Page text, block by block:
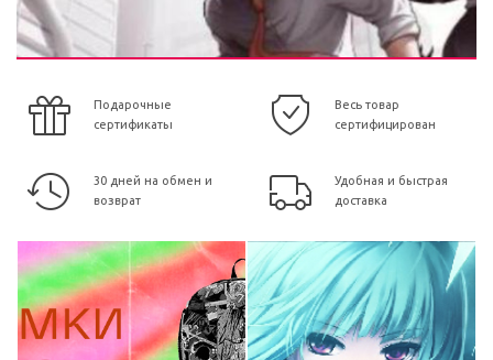
Подарочные
сертификаты
Весь товар
сертифицирован
30 дней на обмен и
возврат
Удобная и быстрая
доставка